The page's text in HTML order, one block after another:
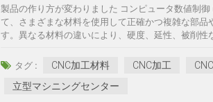
製品の作り方が変わりました コンピュータ数値制
て、さまざまな材料を使用して正確かつ複雑な部
す。異なる材料の違いにより、硬度、延性、被削性
タグ : CNC加工材料 CNC加工 CNC
立型マシニングセンター